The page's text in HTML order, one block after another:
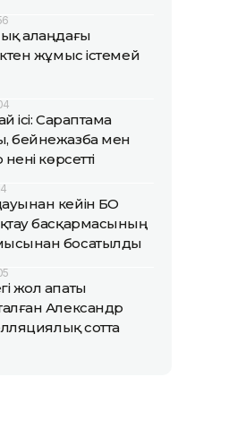
алаңдағы
жұмыс істемей
ісі: Сараптама
бейнежазба мен
көрсетті
кейін БҚО
басқармасының
босатылды
жол апаты
Александр
сотта